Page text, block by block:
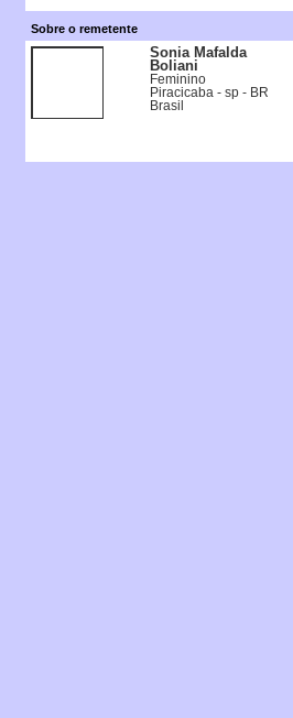
Sobre o remetente
Sonia Mafalda
Boliani
Feminino
Piracicaba - sp - BR
Brasil